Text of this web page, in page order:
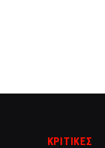
ΚΡΙΤΙΚΈΣ